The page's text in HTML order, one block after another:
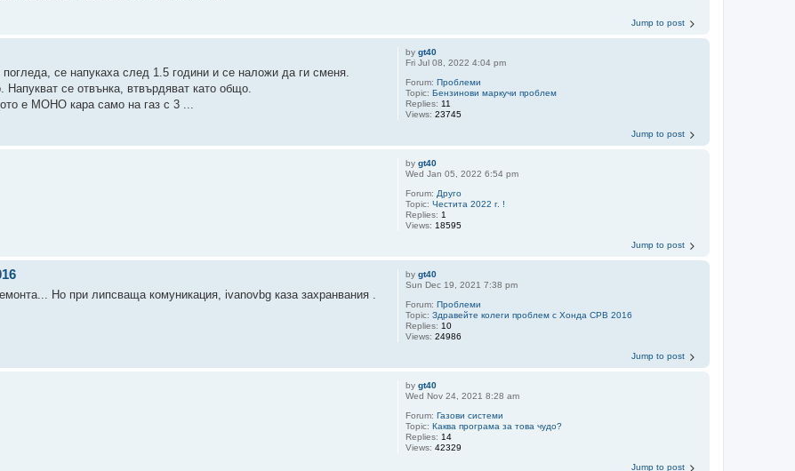
Jump to post
bygt40
Fri Jul 08, 2022 4:04 pm
Forum:Проблеми
Topic:Бензинови маркучи проблем
Replies: 11
Views:23745
се напукаха след 1.5 години и се наложи да ги сменя.
Напукват се отвънка, втвърдяват като общо.
е МОНО кара само на газ с 3 ...
Jump to post
bygt40
Wed Jan 05, 2022 6:54 pm
Forum: Друго
Topic:Честита 2022 г. !
Replies: 1
Views: 18595
Jump to post
bygt40
Sun Dec 19, 2021 7:38 pm
Forum:Проблеми
Topic:Здравейте колеги проблем с Хонда СРВ 2016
Replies: 10
Views:24986
Но при липсваща комуникация, ivanovbg каза захранвания .
Jump to post
bygt40
Wed Nov 24, 2021 8:28 am
Forum:Газови системи
Topic:Каква програма за това чудо?
Replies: 14
Views:42329
Jump to post